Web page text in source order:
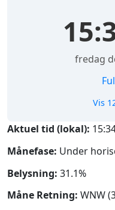
fredag
Vis
Aktuel tid (lokal):
Månefase: Under
Belysning: 31.1%
Måne Retning: WNW